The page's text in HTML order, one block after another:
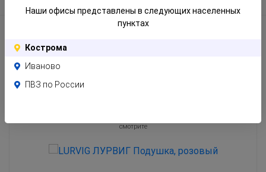
смотрите
Наши офисы представлены в следующих населенных
пунктах
Кострома
Иваново
ПВЗ по России